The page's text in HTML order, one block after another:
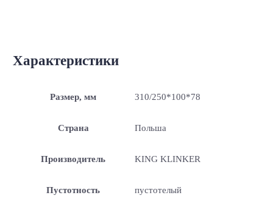
Характеристики
Размер, мм 310/250*100*78
Страна Польша
Производитель KING KLINKER
Пустотность пустотелый